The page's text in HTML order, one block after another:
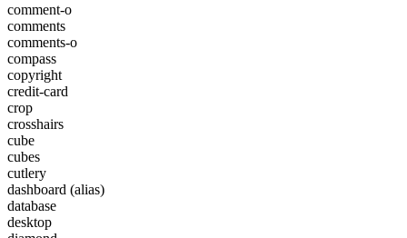
comment-o
comments
comments-o
compass
copyright
credit-card
crop
crosshairs
cube
cubes
cutlery
dashboard (alias)
database
desktop